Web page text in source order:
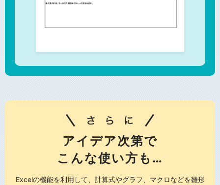
アイデア次第で
こんな使い方も…
Excelの機能を利用して、計算式やグラフ、マクロなどを雛形